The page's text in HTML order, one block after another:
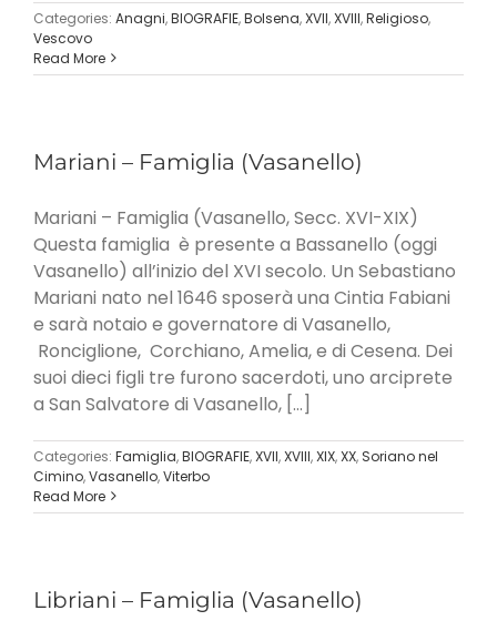
Categories: Anagni,BIOGRAFIE,Bolsena,XVII,XVIII,Religioso,
Vescovo
Read More
Mariani – Famiglia (Vasanello)
Mariani – Famiglia (Vasanello, Secc. XVI-XIX)
Questa famiglia è presente a Bassanello (oggi
Vasanello) all’inizio del XVI secolo. Un Sebastiano
Mariani nato nel 1646 sposerà una Cintia Fabiani
e sarà notaio e governatore di Vasanello,
Ronciglione, Corchiano, Amelia, e di Cesena. Dei
suoi dieci figli tre furono sacerdoti, uno arciprete
a San Salvatore di Vasanello, [...]
Categories: Famiglia,BIOGRAFIE,XVII,XVIII,XIX,XX, Soriano nel
Cimino,Vasanello,Viterbo
Read More
Libriani – Famiglia (Vasanello)